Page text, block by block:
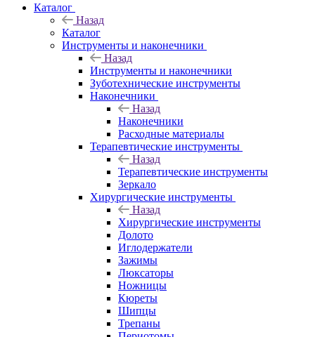
Каталог
Назад
Каталог
Инструменты и наконечники
Назад
Инструменты и наконечники
Зуботехнические инструменты
Наконечники
Назад
Наконечники
Расходные материалы
Терапевтические инструменты
Назад
Терапевтические инструменты
Зеркало
Хирургические инструменты
Назад
Хирургические инструменты
Долото
Иглодержатели
Зажимы
Люксаторы
Ножницы
Кюреты
Шипцы
Трепаны